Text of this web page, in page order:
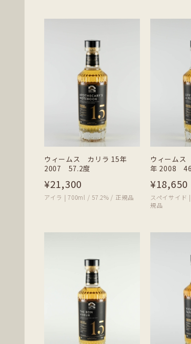
ウィームス カリラ 15年
2007 57.2度
¥21,300
アイラ | 700ml / 57.2% / 正規品
ウィーム
年 2008
¥18,650
スペイサイ
規品